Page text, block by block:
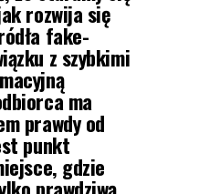
rozwija się
fake-
z szybkimi
ma
prawdy od
punkt
gdzie